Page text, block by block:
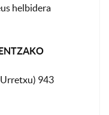
helbidera
943